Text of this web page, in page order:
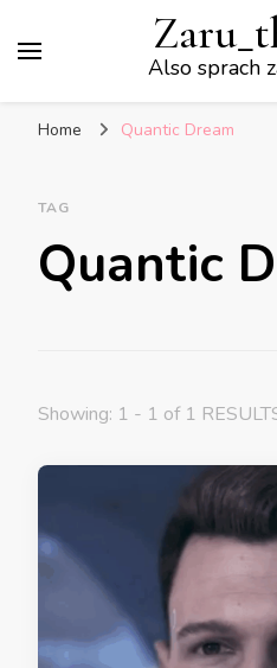
Also sprach
Home Quantic Dream
TAG
Quantic
Showing: 1 - 1 of 1